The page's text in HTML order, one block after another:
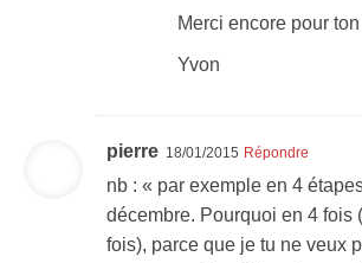
Merci encore pour
Yvon
pierre 18/01/2015 Répondre
nb : « par exemple en 4
décembre. Pourquoi en 4 fois
fois), parce que je tu ne veux